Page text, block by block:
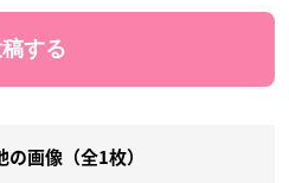
の画像（全1枚）